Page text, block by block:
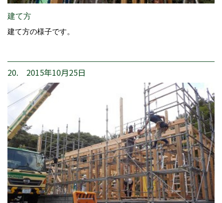
建て方
建て方の様子です。
20. 2015年10月25日